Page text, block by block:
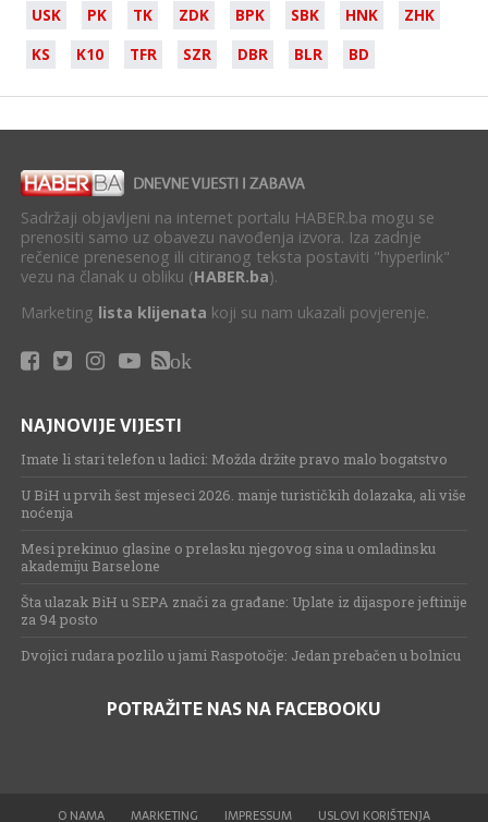
USK PK TK ZDK BPK SBK HNK
ZHK
KS
K10 TFR SZR DBR BLR BD
Sadržaji objavljeni na internet portalu HABER.ba mogu se
prenositi samo uz obavezu navođenja izvora. Iza zadnje
rečenice prenesenog ili citiranog teksta postaviti "hyperlink"
vezu na članak u obliku (HABER.ba).
Marketing lista klijenata koji su nam ukazali povjerenje.
ok
NAJNOVIJE VIJESTI
Imate li stari telefon u ladici: Možda držite pravo malo bogatstvo
U BiH u prvih šest mjeseci 2026. manje turističkih dolazaka, ali više
noćenja
Mesi prekinuo glasine o prelasku njegovog sina u omladinsku
akademiju Barselone
Šta ulazak BiH u SEPA znači za građane: Uplate iz dijaspore jeftinije
za 94 posto
Dvojici rudara pozlilo u jami Raspotočje: Jedan prebačen u bolnicu
POTRAŽITE NAS NA FACEBOOKU
O NAMA MARKETING IMPRESSUM USLOVI KORIŠTENJA